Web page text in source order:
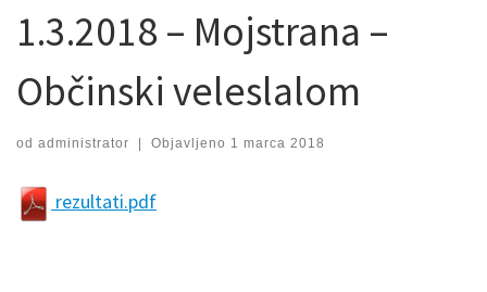
1.3.2018 – Mojstrana –
Občinski veleslalom
od administrator | Objavljeno 1 marca 2018
rezultati.pdf